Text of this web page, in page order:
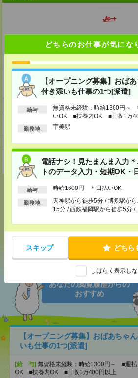
どちらのお仕事が気にな
【オープニング募集】おば
付き添いも仕事の1つ[派遣]
給与
無資格未経験：時給1300円～
いOK ■扶養内OK ■日収1万
以上
勤務地 宇美駅
電話ナシ！見たまんま入力
トのデータ入力・短期OK・
給与 時給1600円 ＊日払いOK
勤務地
天神駅から徒歩5分 / 博多駅から
15分 / 西鉄福岡駅から徒歩5分 /
スキップ どちら
しばらく表示し
Jルート株式会社
事業内容
・軽貨物運送事業
・企業専属便
ホームページ
https://en-gage.net/jcsentrytokyo_saiyo/
事業所
東京都杉並区天沼三丁目30-40フヨウハウス203
応募ページ
気になる！
あなたの閲覧履歴からの
おすすめ
【オープニング募集】おばあちゃ
いも仕事の1つ[派遣]
[給 与] 無資格未経験：時給1300円～ ■週払
OK ■扶養内OK ■日収1万400円以上